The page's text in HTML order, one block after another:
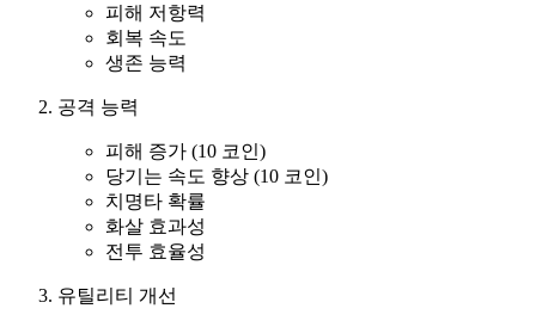
피해 저항력
회복 속도
생존 능력
공격 능력
피해 증가 (10 코인)
당기는 속도 향상 (10 코인)
치명타 확률
화살 효과성
전투 효율성
유틸리티 개선